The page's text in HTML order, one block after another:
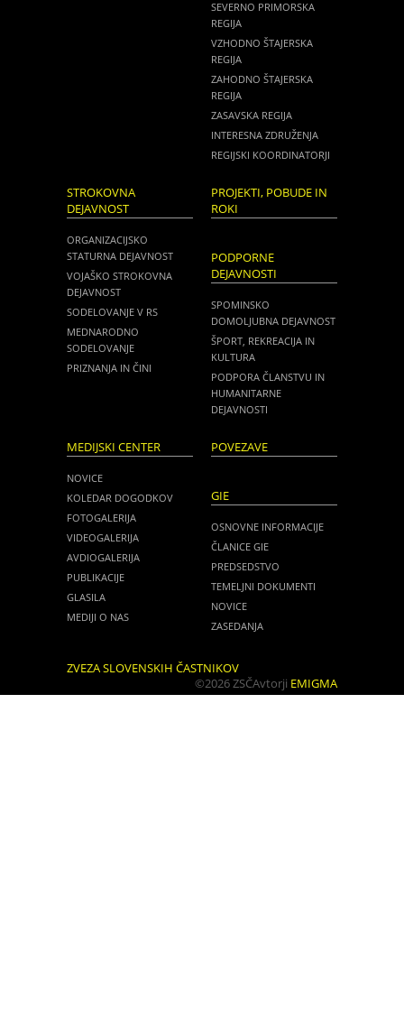
SEVERNO PRIMORSKA
REGIJA
VZHODNO ŠTAJERSKA
REGIJA
ZAHODNO ŠTAJERSKA
REGIJA
ZASAVSKA REGIJA
INTERESNA ZDRUŽENJA
REGIJSKI KOORDINATORJI
STROKOVNA
DEJAVNOST
ORGANIZACIJSKO
STATURNA DEJAVNOST
VOJAŠKO STROKOVNA
DEJAVNOST
SODELOVANJE V RS
MEDNARODNO
SODELOVANJE
PRIZNANJA IN ČINI
PROJEKTI, POBUDE IN
ROKI
PODPORNE
DEJAVNOSTI
SPOMINSKO
DOMOLJUBNA DEJAVNOST
ŠPORT, REKREACIJA IN
KULTURA
PODPORA ČLANSTVU IN
HUMANITARNE
DEJAVNOSTI
MEDIJSKI CENTER
NOVICE
KOLEDAR DOGODKOV
FOTOGALERIJA
VIDEOGALERIJA
AVDIOGALERIJA
PUBLIKACIJE
GLASILA
MEDIJI O NAS
POVEZAVE
GIE
OSNOVNE INFORMACIJE
ČLANICE GIE
PREDSEDSTVO
TEMELJNI DOKUMENTI
NOVICE
ZASEDANJA
ZVEZA SLOVENSKIH ČASTNIKOV
©2026 ZSČAvtorji EMIGMA